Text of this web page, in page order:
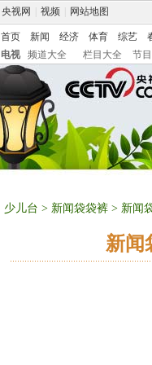
央视网 视频 网站地图
首页 新闻 经济 体育 综艺
电视
频道大全 栏目大全 节
少儿台 > 新闻袋袋裤 > 新闻
新闻